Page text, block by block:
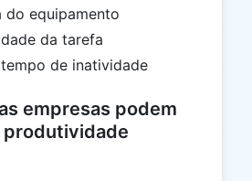
do equipamento
da tarefa
tempo de inatividade
empresas podem
produtividade